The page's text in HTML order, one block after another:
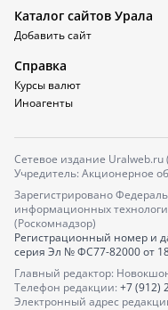
Каталог сайтов Урала
Добавить сайт
Справка
Курсы валют
Иноагенты
Сетевое издание Uralweb.ru
Учредитель: Акционерное
Зарегистрировано
информационных
(Роскомнадзор)
Регистрационный номер и
серия Эл № ФС77-82000от
Главный редактор:
Телефон редакции: +7 (912)
Электронный адрес